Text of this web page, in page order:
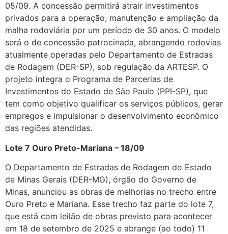
05/09. A concessão permitirá atrair investimentos
privados para a operação, manutenção e ampliação da
malha rodoviária por um período de 30 anos. O modelo
será o de concessão patrocinada, abrangendo rodovias
atualmente operadas pelo Departamento de Estradas
de Rodagem (DER-SP), sob regulação da ARTESP. O
projeto integra o Programa de Parcerias de
Investimentos do Estado de São Paulo (PPI-SP), que
tem como objetivo qualificar os serviços públicos, gerar
empregos e impulsionar o desenvolvimento econômico
das regiões atendidas.
Lote 7 Ouro Preto-Mariana – 18/09
O Departamento de Estradas de Rodagem do Estado
de Minas Gerais (DER-MG), órgão do Governo de
Minas, anunciou as obras de melhorias no trecho entre
Ouro Preto e Mariana. Esse trecho faz parte do lote 7,
que está com leilão de obras previsto para acontecer
em 18 de setembro de 2025 e abrange (ao todo) 11